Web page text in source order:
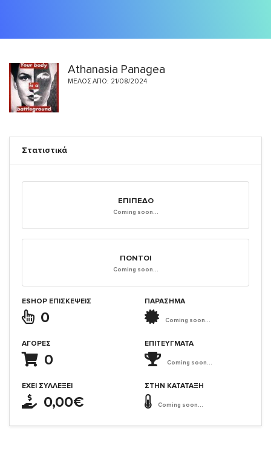
Athanasia Panagea
ΜΈΛΟΣ ΑΠΌ: 21/08/2024
Στατιστικά
ΕΠΊΠΕΔΟ
Coming soon...
ΠΌΝΤΟΙ
Coming soon...
ESHOP ΕΠΙΣΚΈΨΕΙΣ
0
ΑΓΟΡΈΣ
0
ΈΧΕΙ ΣΥΛΛΈΞΕΙ
0,00€
ΠΑΡΑΣΗΜΑ
Coming soon...
ΕΠΙΤΕΎΓΜΑΤΑ
Coming soon...
ΣΤΗΝ ΚΑΤΆΤΑΞΗ
Coming soon...